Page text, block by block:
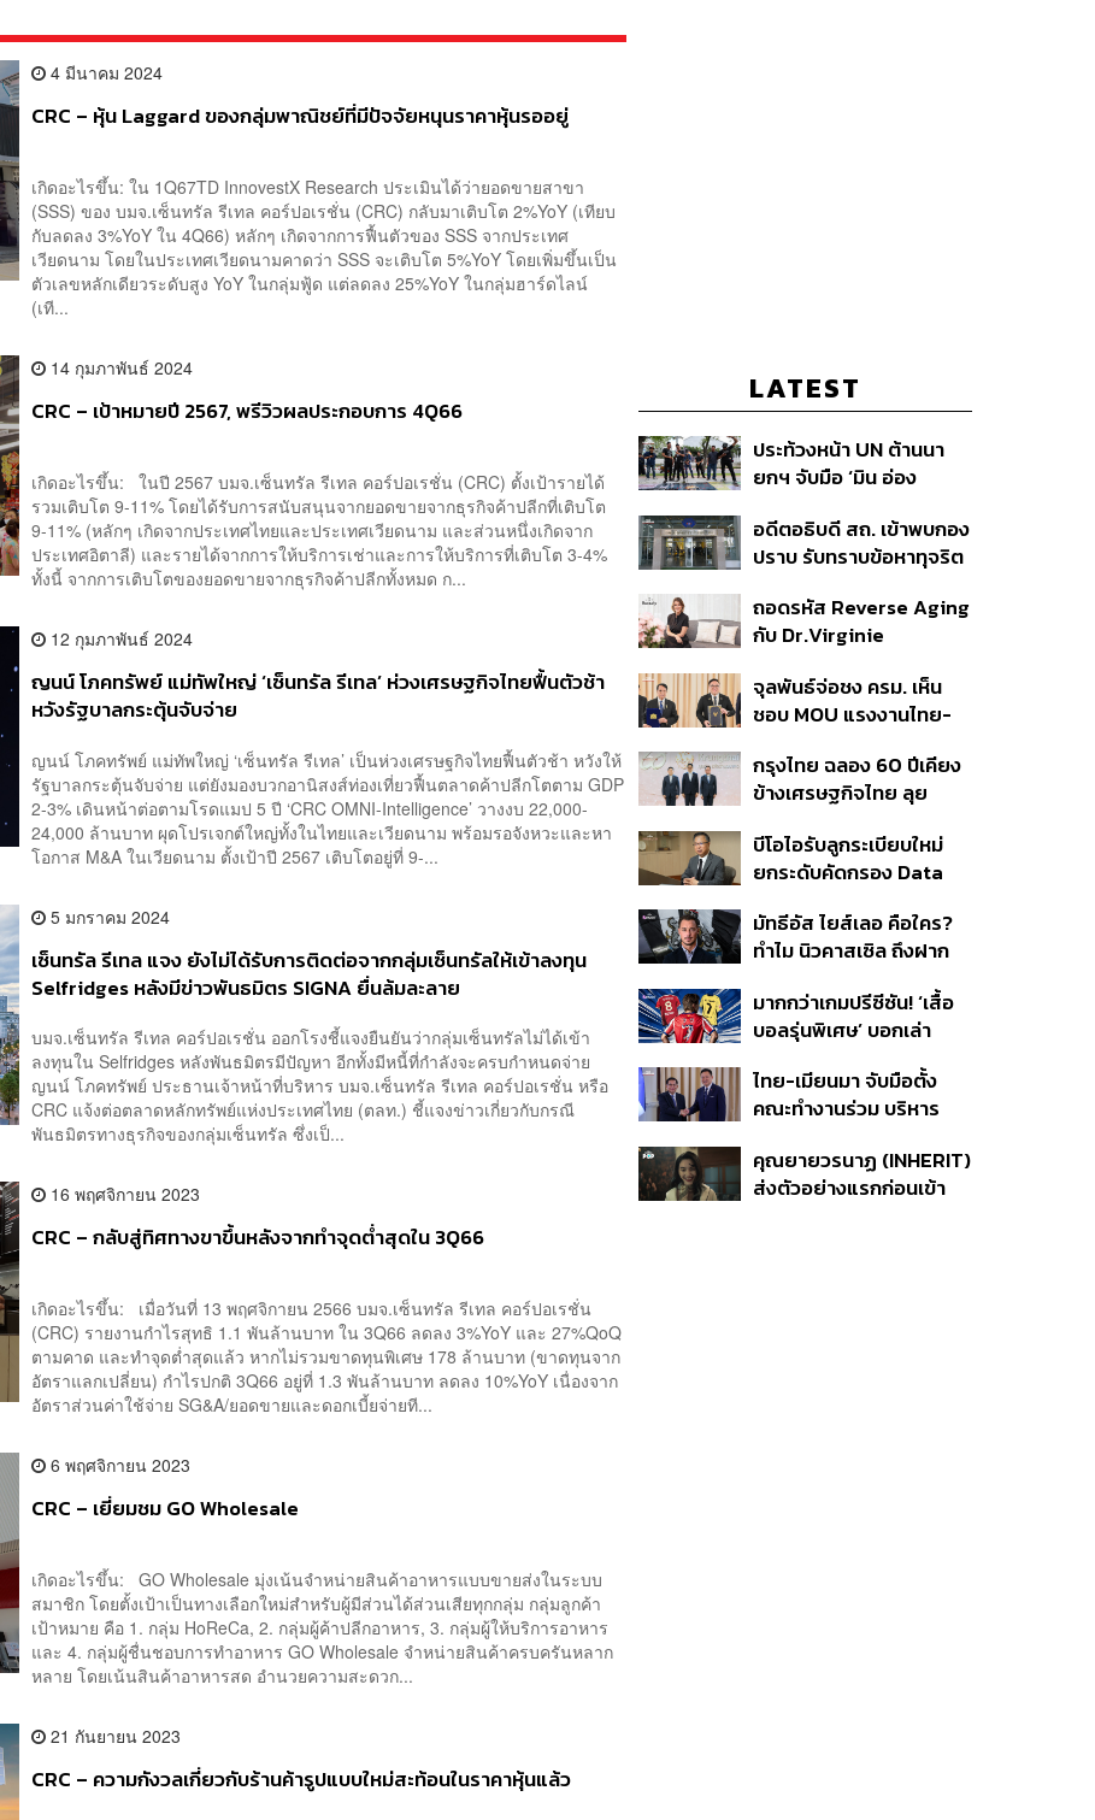
4 มีนาคม 2024
CRC – หุ้น Laggard ของกลุ่มพาณิชย์ที่มีปัจจัยหนุนราคาหุ้นรออยู่
เกิดอะไรขึ้น: ใน 1Q67TD InnovestX Research ประเมินได้ว่ายอดขายสาขา
(SSS) ของ บมจ.เซ็นทรัล รีเทล คอร์ปอเรชั่น (CRC) กลับมาเติบโต 2%YoY (เทียบ
กับลดลง 3%YoY ใน 4Q66) หลักๆ เกิดจากการฟื้นตัวของ SSS จากประเทศ
เวียดนาม โดยในประเทศเวียดนามคาดว่า SSS จะเติบโต 5%YoY โดยเพิ่มขึ้นเป็น
ตัวเลขหลักเดียวระดับสูง YoY ในกลุ่มฟู้ด แต่ลดลง 25%YoY ในกลุ่มฮาร์ดไลน์
(เที...
14 กุมภาพันธ์ 2024
CRC – เป้าหมายปี 2567, พรีวิวผลประกอบการ 4Q66
เกิดอะไรขึ้น: ในปี 2567 บมจ.เซ็นทรัล รีเทล คอร์ปอเรชั่น (CRC) ตั้งเป้ารายได้
รวมเติบโต 9-11% โดยได้รับการสนับสนุนจากยอดขายจากธุรกิจค้าปลีกที่เติบโต
9-11% (หลักๆ เกิดจากประเทศไทยและประเทศเวียดนาม และส่วนหนึ่งเกิดจาก
ประเทศอิตาลี) และรายได้จากการให้บริการเช่าและการให้บริการที่เติบโต 3-4%
ทั้งนี้ จากการเติบโตของยอดขายจากธุรกิจค้าปลีกทั้งหมด ก...
12 กุมภาพันธ์ 2024
ญนน์ โภคทรัพย์ แม่ทัพใหญ่ ‘เซ็นทรัล รีเทล’ ห่วงเศรษฐกิจไทยฟื้นตัวช้า
หวังรัฐบาลกระตุ้นจับจ่าย
ญนน์ โภคทรัพย์ แม่ทัพใหญ่ ‘เซ็นทรัล รีเทล’ เป็นห่วงเศรษฐกิจไทยฟื้นตัวช้า หวังให้
รัฐบาลกระตุ้นจับจ่าย แต่ยังมองบวกอานิสงส์ท่องเที่ยวฟื้นตลาดค้าปลีกโตตาม GDP
2-3% เดินหน้าต่อตามโรดแมป 5 ปี ‘CRC OMNI-Intelligence’ วางงบ 22,000-
24,000 ล้านบาท ผุดโปรเจกต์ใหญ่ทั้งในไทยและเวียดนาม พร้อมรอจังหวะและหา
โอกาส M&A ในเวียดนาม ตั้งเป้าปี 2567 เติบโตอยู่ที่ 9-...
5 มกราคม 2024
เซ็นทรัล รีเทล แจง ยังไม่ได้รับการติดต่อจากกลุ่มเซ็นทรัลให้เข้าลงทุน
Selfridges หลังมีข่าวพันธมิตร SIGNA ยื่นล้มละลาย
บมจ.เซ็นทรัล รีเทล คอร์ปอเรชั่น ออกโรงชี้แจงยืนยันว่ากลุ่มเซ็นทรัลไม่ได้เข้า
ลงทุนใน Selfridges หลังพันธมิตรมีปัญหา อีกทั้งมีหนี้ที่กำลังจะครบกำหนดจ่าย
ญนน์ โภคทรัพย์ ประธานเจ้าหน้าที่บริหาร บมจ.เซ็นทรัล รีเทล คอร์ปอเรชั่น หรือ
CRC แจ้งต่อตลาดหลักทรัพย์แห่งประเทศไทย (ตลท.) ชี้แจงข่าวเกี่ยวกับกรณี
พันธมิตรทางธุรกิจของกลุ่มเซ็นทรัล ซึ่งเป็...
16 พฤศจิกายน 2023
CRC – กลับสู่ทิศทางขาขึ้นหลังจากทำจุดต่ำสุดใน 3Q66
เกิดอะไรขึ้น: เมื่อวันที่ 13 พฤศจิกายน 2566 บมจ.เซ็นทรัล รีเทล คอร์ปอเรชั่น
(CRC) รายงานกำไรสุทธิ 1.1 พันล้านบาท ใน 3Q66 ลดลง 3%YoY และ 27%QoQ
ตามคาด และทำจุดต่ำสุดแล้ว หากไม่รวมขาดทุนพิเศษ 178 ล้านบาท (ขาดทุนจาก
อัตราแลกเปลี่ยน) กำไรปกติ 3Q66 อยู่ที่ 1.3 พันล้านบาท ลดลง 10%YoY เนื่องจาก
อัตราส่วนค่าใช้จ่าย SG&A/ยอดขายและดอกเบี้ยจ่ายที...
6 พฤศจิกายน 2023
CRC – เยี่ยมชม GO Wholesale
เกิดอะไรขึ้น: GO Wholesale มุ่งเน้นจำหน่ายสินค้าอาหารแบบขายส่งในระบบ
สมาชิก โดยตั้งเป้าเป็นทางเลือกใหม่สำหรับผู้มีส่วนได้ส่วนเสียทุกกลุ่ม กลุ่มลูกค้า
เป้าหมาย คือ 1. กลุ่ม HoReCa, 2. กลุ่มผู้ค้าปลีกอาหาร, 3. กลุ่มผู้ให้บริการอาหาร
และ 4. กลุ่มผู้ชื่นชอบการทำอาหาร GO Wholesale จำหน่ายสินค้าครบครันหลาก
หลาย โดยเน้นสินค้าอาหารสด อำนวยความสะดวก...
21 กันยายน 2023
CRC – ความกังวลเกี่ยวกับร้านค้ารูปแบบใหม่สะท้อนในราคาหุ้นแล้ว
LATEST
ประท้วงหน้า UN ต้านนา
ยกฯ จับมือ ‘มิน อ่อง
ตัดท่อน้ำเลี้ยงกองทัพเมีย
นมา
อดีตอธิบดี สถ. เข้าพบกอง
ปราบ รับทราบข้อหาทุจริต
กล่าวหา-เตรียมสู้คดีในชั้น
ศาล
ถอดรหัส Reverse Aging
กับ Dr.Virginie
วิทยาศาสตร์ความงามจาก
Dior
จุลพันธ์จ่อชง ครม. เห็น
ชอบ MOU แรงงานไทย-
รองรับอุตสาหกรรม ดึง
กลุ่มแม่บ้าน-งานอิสระเข้า
กรุงไทย ฉลอง 60 ปีเคียง
ข้างเศรษฐกิจไทย ลุย
Driven ขับเคลื่อน
ยุทธศาสตร์ความยั่งยืน
บีโอไอรับลูกระเบียบใหม่
ยกระดับคัดกรอง Data
ไฟ-น้ำอัตราพิเศษ พร้อม
กางแผนยึดประโยชน์
มัทธีอัส ไยส์เลอ คือใคร?
ทำไม นิวคาสเซิล ถึงฝาก
มากกว่าเกมปรีซีซัน! ‘เสื้อ
บอลรุ่นพิเศษ’ บอกเล่า
ไทย-เมียนมา จับมือตั้ง
คณะทำงานร่วม บริหาร
พรมแดน ชูเป้าหมายสิ่ง
แวดล้อมยั่งยืน
คุณยายวรนาฏ (INHERIT)
ส่งตัวอย่างแรกก่อนเข้า